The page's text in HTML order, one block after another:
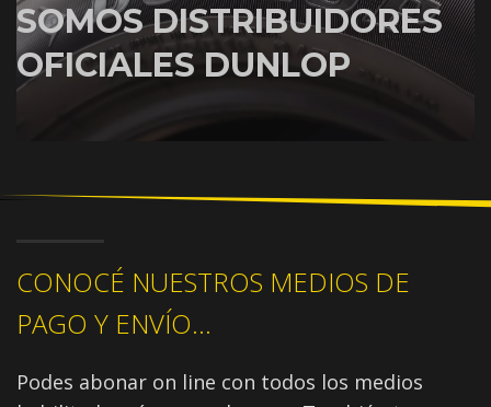
SOMOS DISTRIBUIDORES
OFICIALES DUNLOP
CONOCÉ NUESTROS MEDIOS DE
PAGO Y ENVÍO...
Podes abonar on line con todos los medios